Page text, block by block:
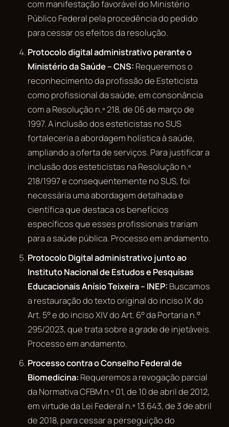
com manifestação favorável do Ministério
Público Federal pela procedência do pedido
para cessar os efeitos da resolução.
Protocolo digital administrativo perante o
Ministério da Saúde – CNS: Requeremos o
reconhecimento da profissão de Esteticista
como profissional da saúde, em consonância
com a Resolução n.º 218, de 06 de março de
1997. A inclusão dos esteticistas no SUS
fortaleceria a abordagem holística à saúde,
ampliando a oferta de serviços. Para justificar a
inclusão dos esteticistas na Resolução n.º
218/1997 e consequentemente no SUS, foi
necessária uma abordagem detalhada e
científica que destaca os benefícios
específicos que esses profissionais trariam
para a saúde pública. Processo em andamento.
Protocolo Digital administrativo junto ao
Instituto Nacional de Estudos e Pesquisas
Educacionais Anísio Teixeira – INEP: Buscamos
a restauração do texto original do inciso IX do
Art. 5° e do inciso XIV do Art. 6° da Portaria n.°
295/2023, que trata sobre a grade de injetáveis.
Processo em andamento.
Processo contra o Conselho Federal de
Biomedicina: Requeremos a revogação parcial
da Normativa CFBM n.º 01, de 10 de abril de 2012,
em virtude da Lei Federal n.º 13.643, de 3 de abril
de 2018, para cessar a perseguição do